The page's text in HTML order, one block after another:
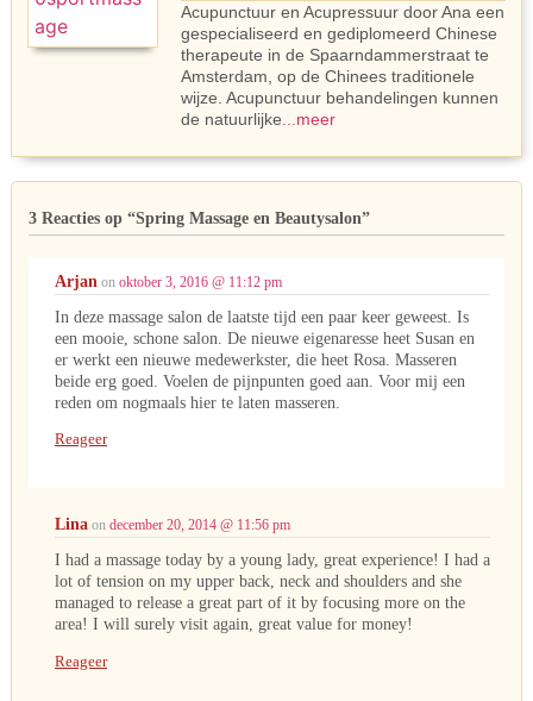
Acupunctuur en Acupressuur door Ana een
gespecialiseerd en gediplomeerd Chinese
therapeute in de Spaarndammerstraat te
Amsterdam, op de Chinees traditionele
wijze. Acupunctuur behandelingen kunnen
de natuurlijke ...meer
3 Reacties op “Spring Massage en Beautysalon”
Arjan on oktober 3, 2016 @ 11:12 pm
In deze massage salon de laatste tijd een paar keer geweest. Is
een mooie, schone salon. De nieuwe eigenaresse heet Susan en
er werkt een nieuwe medewerkster, die heet Rosa. Masseren
beide erg goed. Voelen de pijnpunten goed aan. Voor mij een
reden om nogmaals hier te laten masseren.
Reageer
Lina on december 20, 2014 @ 11:56 pm
I had a massage today by a young lady, great experience! I had a
lot of tension on my upper back, neck and shoulders and she
managed to release a great part of it by focusing more on the
area! I will surely visit again, great value for money!
Reageer